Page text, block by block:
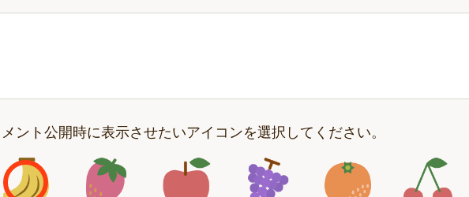
ント公開時に表示させたいアイコンを選択してください。
アイコン1 アイコン2 アイコン3 アイコン4 アイコン5